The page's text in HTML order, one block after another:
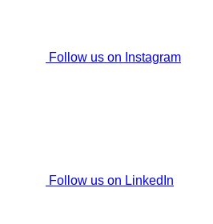
Follow us on Instagram
Follow us on LinkedIn